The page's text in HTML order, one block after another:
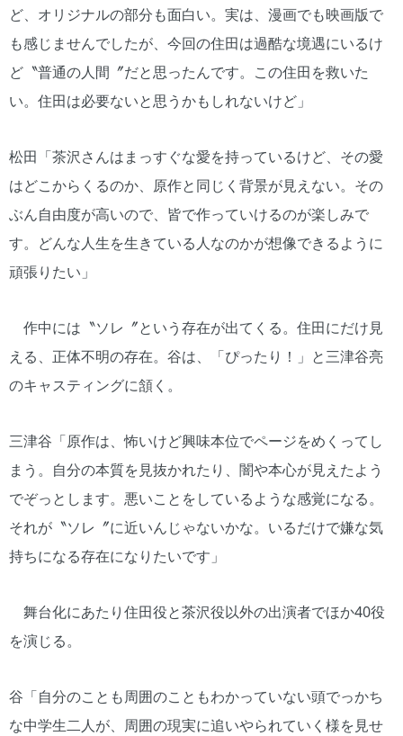
ど、オリジナルの部分も面白い。実は、漫画でも映画版で
も感じませんでしたが、今回の住田は過酷な境遇にいるけ
ど〝普通の人間〞だと思ったんです。この住田を救いた
い。住田は必要ないと思うかもしれないけど」
松田「茶沢さんはまっすぐな愛を持っているけど、その愛
はどこからくるのか、原作と同じく背景が見えない。その
ぶん自由度が高いので、皆で作っていけるのが楽しみで
す。どんな人生を生きている人なのかが想像できるように
頑張りたい」
作中には〝ソレ〞という存在が出てくる。住田にだけ見
える、正体不明の存在。谷は、「ぴったり！」と三津谷亮
のキャスティングに頷く。
三津谷「原作は、怖いけど興味本位でページをめくってし
まう。自分の本質を見抜かれたり、闇や本心が見えたよう
でぞっとします。悪いことをしているような感覚になる。
それが〝ソレ〞に近いんじゃないかな。いるだけで嫌な気
持ちになる存在になりたいです」
舞台化にあたり住田役と茶沢役以外の出演者でほか40役
を演じる。
谷「自分のことも周囲のこともわかっていない頭でっかち
な中学生二人が、周囲の現実に追いやられていく様を見せ